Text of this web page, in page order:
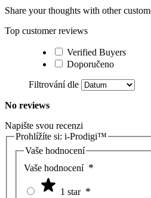
Share your thoughts with other
Top customer reviews
Verified Buyers
Doporučeno
Filtrování dle
No reviews
Napište svou recenzi
Prohlížíte si: i-Prodigi™
Vaše hodnocení
Vaše hodnocení
1 star